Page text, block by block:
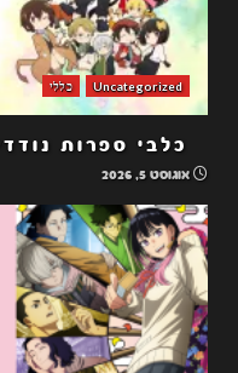
Uncategorized כללי
כלבי ספרות נודדים הב
אוגוסט 5, 2026